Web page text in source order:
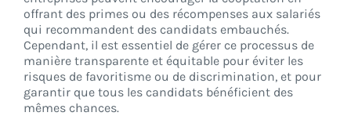
offrant des primes ou des récompenses aux salariés
qui recommandent des candidats embauchés.
Cependant, il est essentiel de gérer ce processus de
manière transparente et équitable pour éviter les
risques de favoritisme ou de discrimination, et pour
garantir que tous les candidats bénéficient des
mêmes chances.